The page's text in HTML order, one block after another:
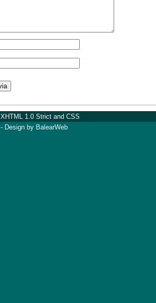
XHTML 1.0 Strict and CSS
- Design by BalearWeb